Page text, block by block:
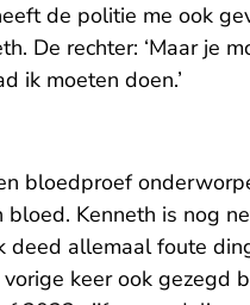
de politie me ook
De rechter: ‘Maar je
ik moeten doen.’
bloedproef
bloed. Kenneth is nog
deed allemaal foute
keer ook gezegd